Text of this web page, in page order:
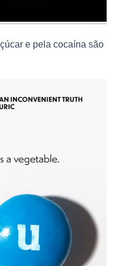
e pela cocaína são